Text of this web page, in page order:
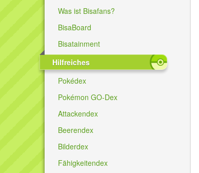
Was ist Bisafans?
BisaBoard
Bisatainment
Hilfreiches
Pokédex
Pokémon GO-Dex
Attackendex
Beerendex
Bilderdex
Fähigkeitendex